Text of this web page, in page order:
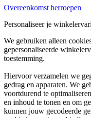
Overeenkomst herroepen
Personaliseer je
We gebruiken alleen
gepersonaliseerde
toestemming.
Hiervoor verzamelen we
gedrag en apparaten. We
voortdurend te
en inhoud te tonen en om
kunnen jouw gecodeerde